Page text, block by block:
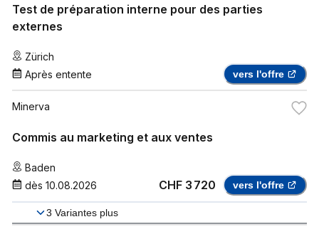
Test de préparation interne pour des parties
externes
Zürich
Après entente
vers l'offre
Minerva
Commis au marketing et aux ventes
Baden
dès 10.08.2026 CHF 3 720 vers l'offre
3 Variantes plus